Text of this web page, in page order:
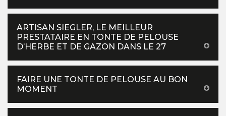
ARTISAN SIEGLER, LE MEILLEUR
PRESTATAIRE EN TONTE DE PELOUSE
D’HERBE ET DE GAZON DANS LE 27
FAIRE UNE TONTE DE PELOUSE AU BON
MOMENT